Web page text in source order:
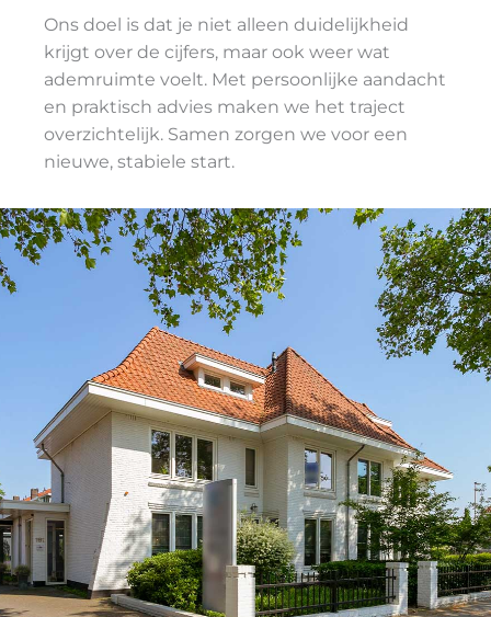
Ons doel is dat je niet alleen duidelijkheid
krijgt over de cijfers, maar ook weer wat
ademruimte voelt. Met persoonlijke aandacht
en praktisch advies maken we het traject
overzichtelijk. Samen zorgen we voor een
nieuwe, stabiele start.